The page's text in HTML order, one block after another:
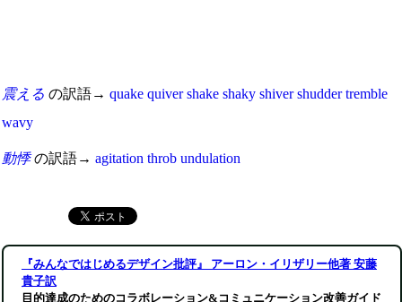
震える の訳語→ quake quiver shake shaky shiver shudder tremble
wavy
動悸の訳語→ agitation throb undulation
『みんなではじめるデザイン批評』 アーロン・イリザリー他著 安藤
貴子訳
目的達成のためのコラボレーション&コミュニケーション改善ガイド